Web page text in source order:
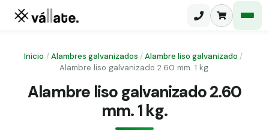
Malla simple torsión
Puerta abatible dos hojas
Puerta acceso peatonal
Inicio /Alambres galvanizados /Alambre liso galvanizado /
Alambre liso galvanizado 2.60 mm. 1 kg.
Alambre liso galvanizado 2.60
mm. 1 kg.